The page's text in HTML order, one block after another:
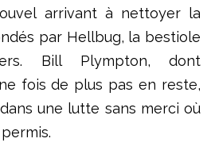
arrivant à nettoyer la
par Hellbug, la bestiole
Bill Plympton, dont
fois de plus pas en reste,
une lutte sans merci où